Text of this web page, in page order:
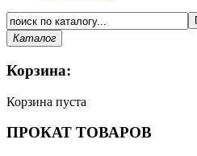
Каталог
Корзина:
Корзина пуста
ПРОКАТ ТОВАРОВ